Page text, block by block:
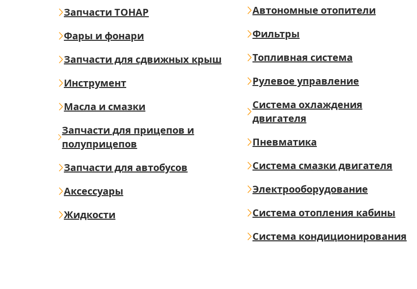
Запчасти ТОНАР
Фары и фонари
Запчасти для сдвижных крыш
Инструмент
Масла и смазки
Запчасти для прицепов и
полуприцепов
Запчасти для автобусов
Аксессуары
Жидкости
Автономные отопители
Фильтры
Топливная система
Рулевое управление
Система охлаждения
двигателя
Пневматика
Система смазки двигателя
Электрооборудование
Система отопления кабины
Система кондиционирования